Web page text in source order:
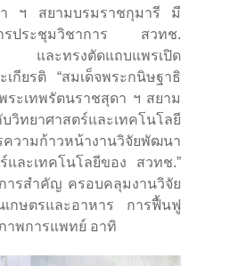
า ฯ สยามบรมราชกุมารี มี
ารประชุมวิชาการ สวทช.
ละทรงตัดแถบแพรเปิด
เกียรติ “สมเด็จพระกนิษฐาธิ
ระเทพรัตนราชสุดา ฯ สยาม
ยาศาสตร์และเทคโนโลยี
ความก้าวหน้างานวิจัยพัฒนา
และเทคโนโลยีของ สวทช.”
ารสำคัญ ครอบคลุมงานวิจัย
เกษตรและอาหาร การฟื้นฟู
าพการแพทย์ อาทิ